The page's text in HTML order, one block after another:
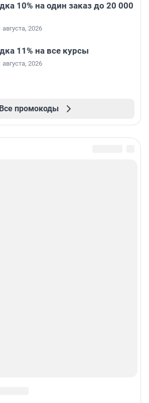
10% на один заказ до 20 000
2026
11% на все курсы
2026
Все промокоды